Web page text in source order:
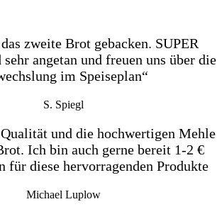
zweite Brot gebacken. SUPER
angetan und freuen uns über die
im Speiseplan“
S. Spiegl
und die hochwertigen Mehle
Ich bin auch gerne bereit 1-2 €
für diese hervorragenden Produkte
Michael Luplow